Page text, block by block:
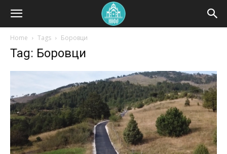
Home Tags Боровци
Tag: Боровци